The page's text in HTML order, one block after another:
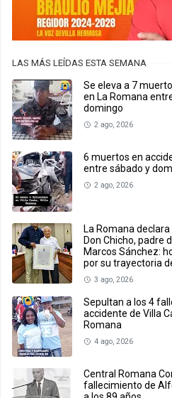
LAS MÁS LEÍDAS ESTA SEMANA
Se eleva a 7
en La Romana
domingo
2 ago, 2026
6 muertos en
entre sábado y
2 ago, 2026
La Romana
Don Chicho, padre
Marcos Sánchez:
por su trayectoria
3 ago, 2026
Sepultan a los 4
accidente de Villa
Romana
4 ago, 2026
Central Romana
fallecimiento de